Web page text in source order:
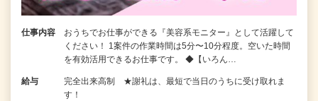
仕事内容
おうちでお仕事ができる『美容系モニター』として活躍して
ください！ 1案件の作業時間は5分〜10分程度。空いた時間
を有効活用できるお仕事です。 ◆【いろん…
給与
完全出来高制 ★謝礼は、最短で当日のうちに受け取れま
す！